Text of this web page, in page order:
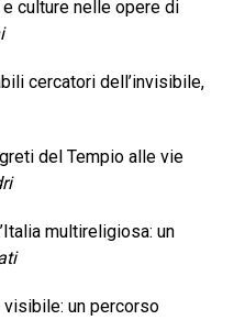
e culture nelle opere di
cercatori dell’invisibile,
del Tempio alle vie
multireligiosa: un
visibile: un percorso